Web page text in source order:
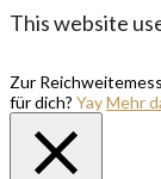
This website
Zur
für dich? YayMehr